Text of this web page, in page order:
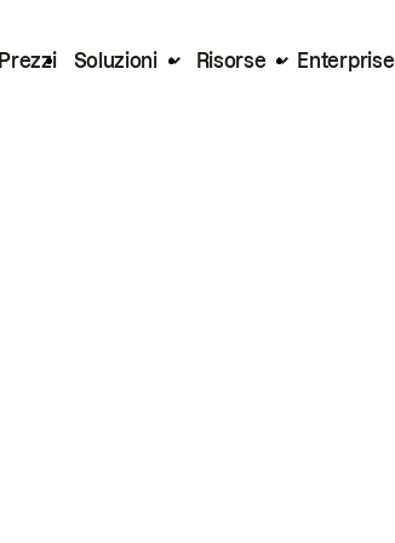
Prezzi Soluzioni Risorse Enterprise